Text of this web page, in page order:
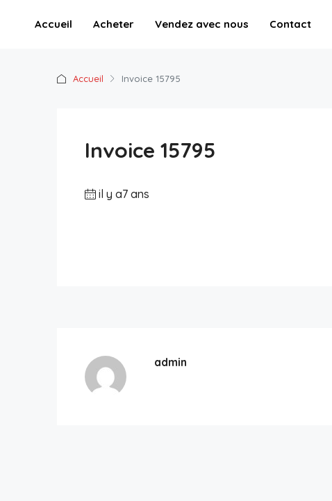
Accueil Acheter Vendez avec nous Contact
Accueil Invoice 15795
Invoice 15795
il y a7 ans
admin